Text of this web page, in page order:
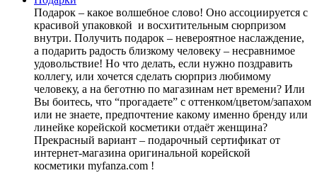
Подарок – какое волшебное слово! Оно ассоциируется с
красивой упаковкой и восхитительным сюрпризом
внутри. Получить подарок – невероятное наслаждение,
а подарить радость близкому человеку – несравнимое
удовольствие! Но что делать, если нужно поздравить
коллегу, или хочется сделать сюрприз любимому
человеку, а на беготню по магазинам нет времени? Или
Вы боитесь, что “прогадаете” с оттенком/цветом/запахом
или не знаете, предпочтение какому именно бренду или
линейке корейской косметики отдаёт женщина?
Прекрасный вариант – подарочный сертификат от
интернет-магазина оригинальной корейской
косметики myfanza.com !